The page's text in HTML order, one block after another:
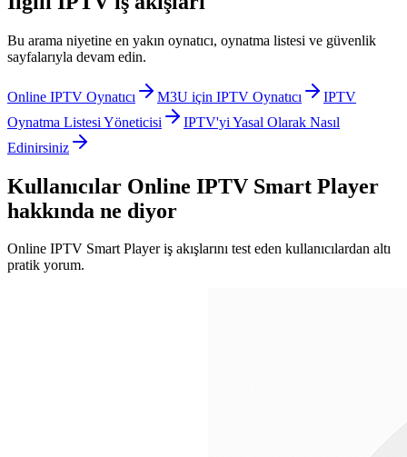
Bu arama niyetine en yakın oynatıcı, oynatma listesi ve güvenlik
sayfalarıyla devam edin.
Online IPTV Oynatıcı M3U için IPTV Oynatıcı
IPTV
Oynatma Listesi Yöneticisi
IPTV'yi Yasal Olarak Nasıl
Edinirsiniz
Kullanıcılar Online IPTV Smart Player
hakkında ne diyor
Online IPTV Smart Player iş akışlarını test eden kullanıcılardan altı
pratik yorum.